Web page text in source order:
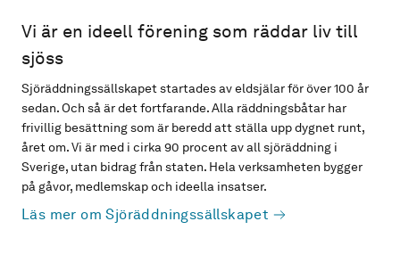
Vi är en ideell förening som räddar liv till
sjöss
Sjöräddningssällskapet startades av eldsjälar för över 100 år
sedan. Och så är det fortfarande. Alla räddningsbåtar har
frivillig besättning som är beredd att ställa upp dygnet runt,
året om. Vi är med i cirka 90 procent av all sjöräddning i
Sverige, utan bidrag från staten. Hela verksamheten bygger
på gåvor, medlemskap och ideella insatser.
Läs mer om Sjöräddningssällskapet